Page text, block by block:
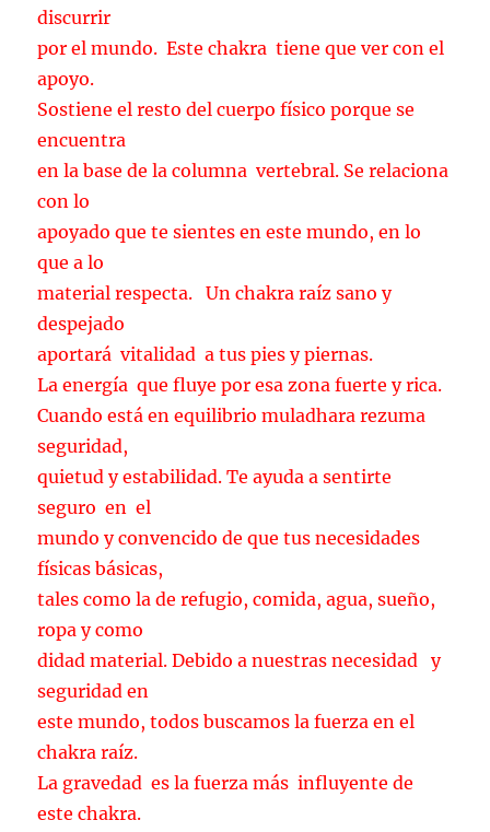
discurrir
por el mundo. Este chakra tiene que ver con el
apoyo.
Sostiene el resto del cuerpo físico porque se
encuentra
en la base de la columna vertebral. Se relaciona
con lo
apoyado que te sientes en este mundo, en lo
que a lo
material respecta. Un chakra raíz sano y
despejado
aportará vitalidad a tus pies y piernas.
La energía que fluye por esa zona fuerte y rica.
Cuando está en equilibrio muladhara rezuma
seguridad,
quietud y estabilidad. Te ayuda a sentirte
seguro en el
mundo y convencido de que tus necesidades
físicas básicas,
tales como la de refugio, comida, agua, sueño,
ropa y como
didad material. Debido a nuestras necesidad y
seguridad en
este mundo, todos buscamos la fuerza en el
chakra raíz.
La gravedad es la fuerza más influyente de
este chakra.